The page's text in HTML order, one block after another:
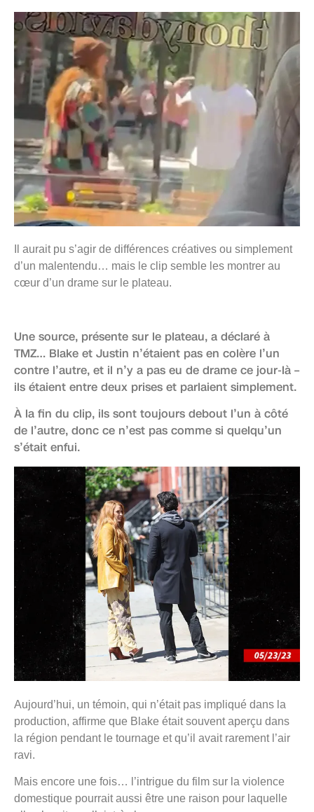
Il aurait pu s’agir de différences créatives ou simplement
d’un malentendu… mais le clip semble les montrer au
cœur d’un drame sur le plateau.
Une source, présente sur le plateau, a déclaré à
TMZ… Blake et Justin n’étaient pas en colère l’un
contre l’autre, et il n’y a pas eu de drame ce jour-là –
ils étaient entre deux prises et parlaient simplement.
À la fin du clip, ils sont toujours debout l’un à côté
de l’autre, donc ce n’est pas comme si quelqu’un
s’était enfui.
Aujourd’hui, un témoin, qui n’était pas impliqué dans la
production, affirme que Blake était souvent aperçu dans
la région pendant le tournage et qu’il avait rarement l’air
ravi.
Mais encore une fois… l’intrigue du film sur la violence
domestique pourrait aussi être une raison pour laquelle